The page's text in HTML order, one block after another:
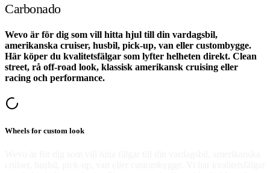
Carbonado
Wevo är för dig som vill hitta hjul till din vardagsbil,
amerikanska cruiser, husbil, pick-up, van eller custombygge.
Här köper du kvalitetsfälgar som lyfter helheten direkt. Clean
street, rå off-road look, klassisk amerikansk cruising eller
racing och performance.
Wheels for custom look